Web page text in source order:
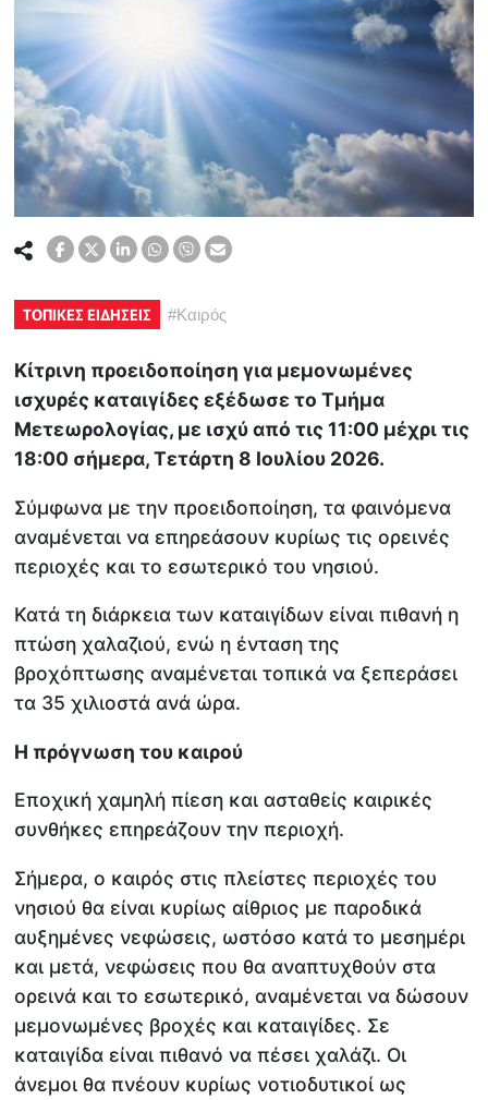
ΤΟΠΙΚΕΣ ΕΙΔΗΣΕΙΣ #Καιρός
Κίτρινη προειδοποίηση για μεμονωμένες
ισχυρές καταιγίδες εξέδωσε το Τμήμα
Μετεωρολογίας, με ισχύ από τις 11:00 μέχρι τις
18:00 σήμερα, Τετάρτη 8 Ιουλίου 2026.
Σύμφωνα με την προειδοποίηση, τα φαινόμενα
αναμένεται να επηρεάσουν κυρίως τις ορεινές
περιοχές και το εσωτερικό του νησιού.
Κατά τη διάρκεια των καταιγίδων είναι πιθανή η
πτώση χαλαζιού, ενώ η ένταση της
βροχόπτωσης αναμένεται τοπικά να ξεπεράσει
τα 35 χιλιοστά ανά ώρα.
Η πρόγνωση του καιρού
Εποχική χαμηλή πίεση και ασταθείς καιρικές
συνθήκες επηρεάζουν την περιοχή.
Σήμερα, ο καιρός στις πλείστες περιοχές του
νησιού θα είναι κυρίως αίθριος με παροδικά
αυξημένες νεφώσεις, ωστόσο κατά το μεσημέρι
και μετά, νεφώσεις που θα αναπτυχθούν στα
ορεινά και το εσωτερικό, αναμένεται να δώσουν
μεμονωμένες βροχές και καταιγίδες. Σε
καταιγίδα είναι πιθανό να πέσει χαλάζι. Οι
άνεμοι θα πνέουν κυρίως νοτιοδυτικοί ως